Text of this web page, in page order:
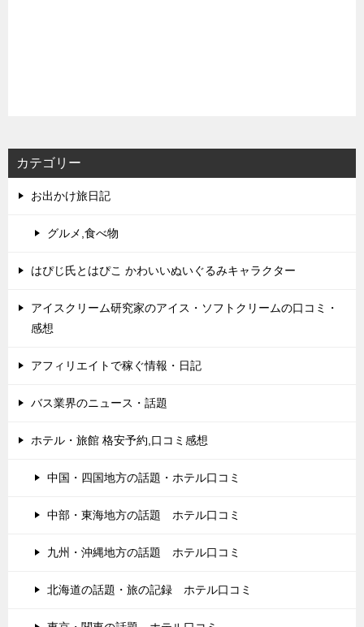
カテゴリー
お出かけ旅日記
グルメ,食べ物
はぴじ氏とはぴこ かわいいぬいぐるみキャラクター
アイスクリーム研究家のアイス・ソフトクリームの口コミ・
感想
アフィリエイトで稼ぐ情報・日記
バス業界のニュース・話題
ホテル・旅館 格安予約,口コミ感想
中国・四国地方の話題・ホテル口コミ
中部・東海地方の話題 ホテル口コミ
九州・沖縄地方の話題 ホテル口コミ
北海道の話題・旅の記録 ホテル口コミ